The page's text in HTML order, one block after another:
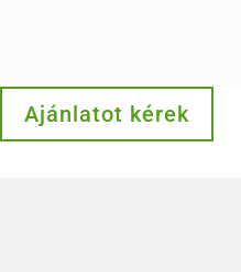
Ajánlatot kérek